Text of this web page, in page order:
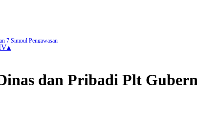
7 Simpul Pengawasan
SD dan SMP
Bulan Terakhir
Drainase Rp100 Miliar
Ini
Patroli Rutin
▴
dan Pribadi Plt